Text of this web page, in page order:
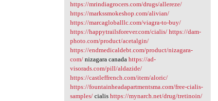
https://mrindiagrocers.com/drugs/allereze/
https://markssmokeshop.com/alivian/
https://marcagloballlc.com/viagra-to-buy/
https://happytrailsforever.com/cialis/ https://dam-
photo.com/product/acetalgin/
https://endmedicaldebt.com/product/nizagara-
com/nizagara canada https://ad-
visorads.com/pill/aldazide/
https://castleffrench.com/item/aloric/
https://fountainheadapartmentsma.com/free-cialis-
samples/cialis https://mynarch.net/drug/tretinoin/